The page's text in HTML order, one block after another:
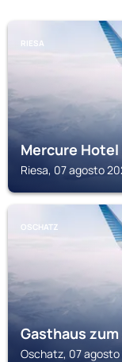
RIESA
Mercure Hotel
Riesa, 07 agosto
OSCHATZ
Gasthaus zum
Oschatz, 07